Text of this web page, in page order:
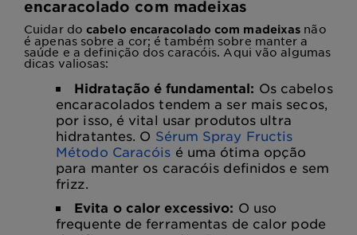
encaracolado com madeixas
Cuidar do cabelo encaracolado com madeixas não
é apenas sobre a cor; é também sobre manter a
saúde e a definição dos caracóis. Aqui vão algumas
dicas valiosas:
Hidratação é fundamental: Os cabelos
encaracolados tendem a ser mais secos,
por isso, é vital usar produtos ultra
hidratantes. O Sérum Spray Fructis
Método Caracóis é uma ótima opção
para manter os caracóis definidos e sem
frizz.
Evita o calor excessivo: O uso
frequente de ferramentas de calor pode